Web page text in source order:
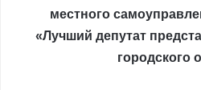
местного
«Лучший депутат
городского